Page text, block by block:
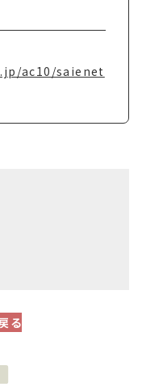
ac10/saienet
る